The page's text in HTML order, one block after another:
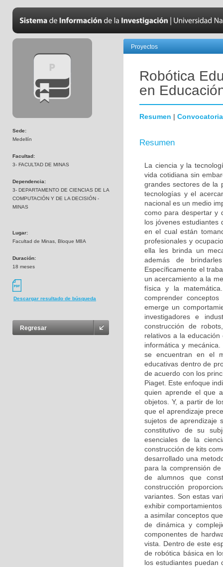
Sede:
Medellín
Facultad:
3- FACULTAD DE MINAS
Dependencia:
3- DEPARTAMENTO DE CIENCIAS DE LA
COMPUTACIÓN Y DE LA DECISIÓN -
MINAS
Lugar:
Facultad de Minas, Bloque M8A
Duración:
18 meses
Descargar resultado de búsqueda
Regresar
Proyectos
Robótica
en
Resumen | Convocatoria
Resumen
La ciencia y la
vida cotidiana sin
grandes sectores de la
tecnologías y el
nacional es un medio
como para despertar y
los jóvenes estudiantes
en el cual están
profesionales y
ella les brinda un
además de
Específicamente el
un acercamiento a la
física y la
comprender
emerge un
investigadores e
construcción de
relativos a la
informática y
se encuentran en el
educativas dentro de
de acuerdo con los
Piaget. Este enfoque
quien aprende el que
objetos. Y, a partir de
que el aprendizaje
sujetos de aprendizaje
constitutivo de su
esenciales de la
construcción de kits
desarrollado una
para la comprensión
de alumnos que
construcción
variantes. Son estas
exhibir
a asimilar conceptos
de dinámica y
componentes de
vista. Dentro de este
de robótica básica en
los estudiantes puedan